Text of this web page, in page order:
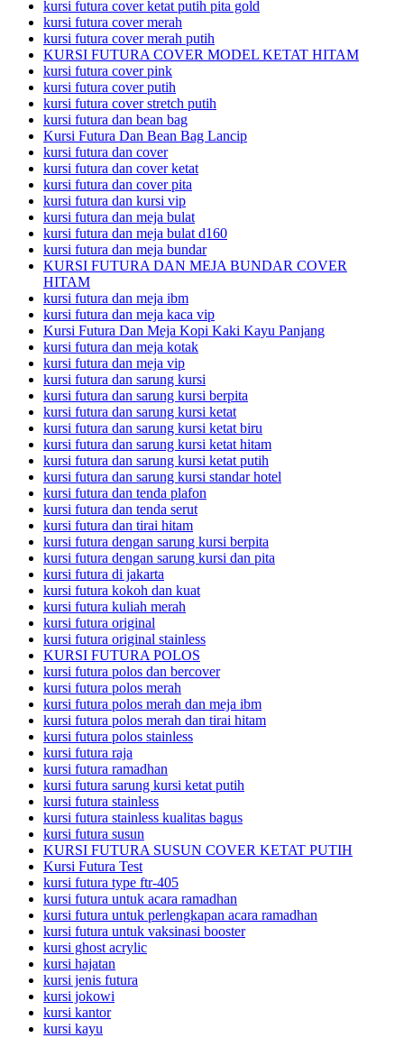
kursi futura cover ketat putih pita gold
kursi futura cover merah
kursi futura cover merah putih
KURSI FUTURA COVER MODEL KETAT HITAM
kursi futura cover pink
kursi futura cover putih
kursi futura cover stretch putih
kursi futura dan bean bag
Kursi Futura Dan Bean Bag Lancip
kursi futura dan cover
kursi futura dan cover ketat
kursi futura dan cover pita
kursi futura dan kursi vip
kursi futura dan meja bulat
kursi futura dan meja bulat d160
kursi futura dan meja bundar
KURSI FUTURA DAN MEJA BUNDAR COVER
HITAM
kursi futura dan meja ibm
kursi futura dan meja kaca vip
Kursi Futura Dan Meja Kopi Kaki Kayu Panjang
kursi futura dan meja kotak
kursi futura dan meja vip
kursi futura dan sarung kursi
kursi futura dan sarung kursi berpita
kursi futura dan sarung kursi ketat
kursi futura dan sarung kursi ketat biru
kursi futura dan sarung kursi ketat hitam
kursi futura dan sarung kursi ketat putih
kursi futura dan sarung kursi standar hotel
kursi futura dan tenda plafon
kursi futura dan tenda serut
kursi futura dan tirai hitam
kursi futura dengan sarung kursi berpita
kursi futura dengan sarung kursi dan pita
kursi futura di jakarta
kursi futura kokoh dan kuat
kursi futura kuliah merah
kursi futura original
kursi futura original stainless
KURSI FUTURA POLOS
kursi futura polos dan bercover
kursi futura polos merah
kursi futura polos merah dan meja ibm
kursi futura polos merah dan tirai hitam
kursi futura polos stainless
kursi futura raja
kursi futura ramadhan
kursi futura sarung kursi ketat putih
kursi futura stainless
kursi futura stainless kualitas bagus
kursi futura susun
KURSI FUTURA SUSUN COVER KETAT PUTIH
Kursi Futura Test
kursi futura type ftr-405
kursi futura untuk acara ramadhan
kursi futura untuk perlengkapan acara ramadhan
kursi futura untuk vaksinasi booster
kursi ghost acrylic
kursi hajatan
kursi jenis futura
kursi jokowi
kursi kantor
kursi kayu